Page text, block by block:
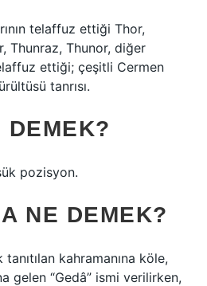
telaffuz ettiği Thor,
Thunraz, Thunor, diğer
ettiği; çeşitli Cermen
tanrısı.
DEMEK?
pozisyon.
NE DEMEK?
kahramanına köle,
gelen “Gedâ” ismi verilirken,